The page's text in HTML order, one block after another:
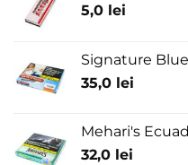
5,0 lei
Signature
35,0 lei
Mehari's
32,0 lei